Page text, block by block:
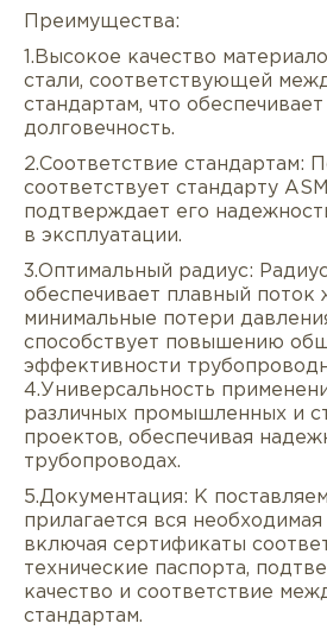
Описание
Услуги Оплата/
Преимущества:
1.Высокое качество
стали, соответствующей
стандартам, что
долговечность.
2.Соответствие стандартам:
соответствует стандарту
подтверждает его
в эксплуатации.
3.Оптимальный радиус: Радиус
обеспечивает плавный поток
минимальные потери
способствует повышению
эффективности
4.Универсальность
различных промышленных и
проектов, обеспечивая
трубопроводах.
5.Документация: К
прилагается вся
включая сертификаты
технические паспорта,
качество и соответствие
стандартам.